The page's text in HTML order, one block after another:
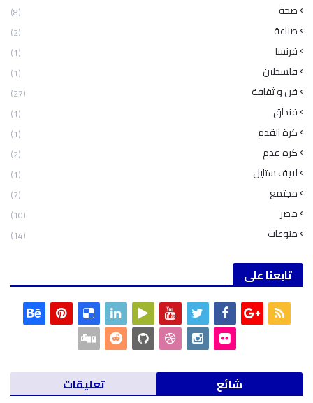
صحة (8)
صناعة (2)
فرنسا (1)
فلسطين (1)
فن و ثقافة (27)
فنداق (1)
كرة القدم (1)
كرة قدم (2)
لايف ستايل (1)
مجتمع (7)
مصر (10)
منوعات (14)
تابعنا على
شائع تعليقات